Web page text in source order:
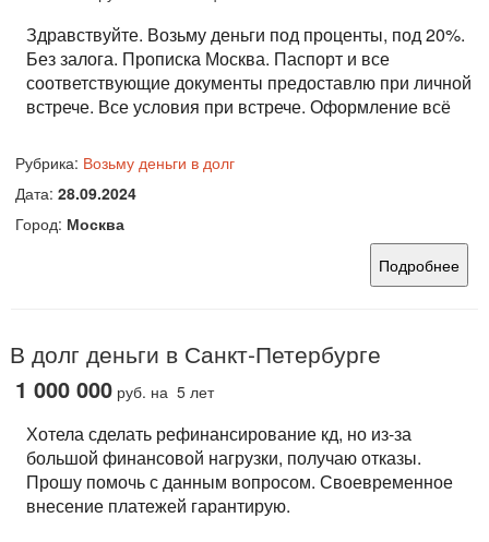
Здравствуйте. Возьму деньги под проценты, под 20%.
Без залога. Прописка Москва. Паспорт и все
соответствующие документы предоставлю при личной
встрече. Все условия при встрече. Оформление всё
Рубрика: Возьму деньги в долг
Дата: 28.09.2024
Город: Москва
Подробнее
В долг деньги в Санкт-Петербурге
1 000 000 руб. на 5 лет
Хотела сделать рефинансирование кд, но из-за
большой финансовой нагрузки, получаю отказы.
Прошу помочь с данным вопросом. Своевременное
внесение платежей гарантирую.